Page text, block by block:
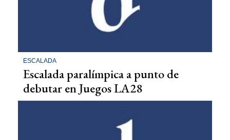
ESCALADA
Escalada paralímpica a punto de
debutar en Juegos LA28